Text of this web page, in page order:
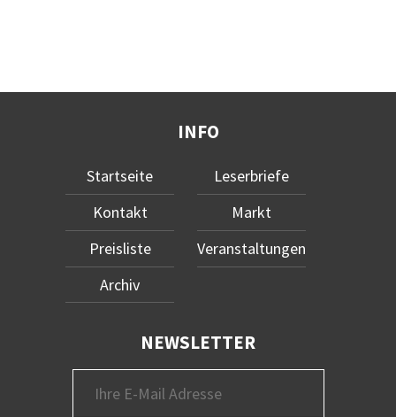
INFO
Startseite
Kontakt
Preisliste
Archiv
Leserbriefe
Markt
Veranstaltungen
NEWSLETTER